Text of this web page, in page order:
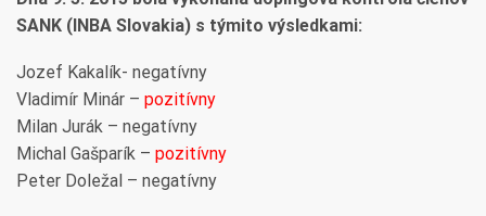
SANK (INBA Slovakia) s týmito výsledkami:
Jozef Kakalík- negatívny
Vladimír Minár – pozitívny
Milan Jurák – negatívny
Michal Gašparík – pozitívny
Peter Doležal – negatívny